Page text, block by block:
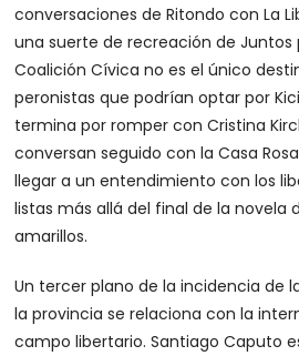
conversaciones de Ritondo con La
una suerte de recreación de Juntos
Coalición Cívica no es el único
peronistas que podrían optar por
termina por romper con Cristina
conversan seguido con la Casa
llegar a un entendimiento con los
listas más allá del final de la novela
amarillos.
Un tercer plano de la incidencia de
la provincia se relaciona con la
campo libertario. Santiago Caputo